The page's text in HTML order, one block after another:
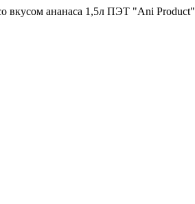
ананаса 1,5л ПЭТ "Ani Product"